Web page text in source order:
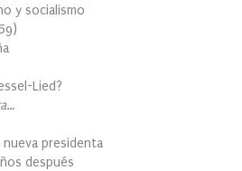
y socialismo
)
Lied?
presidenta
después